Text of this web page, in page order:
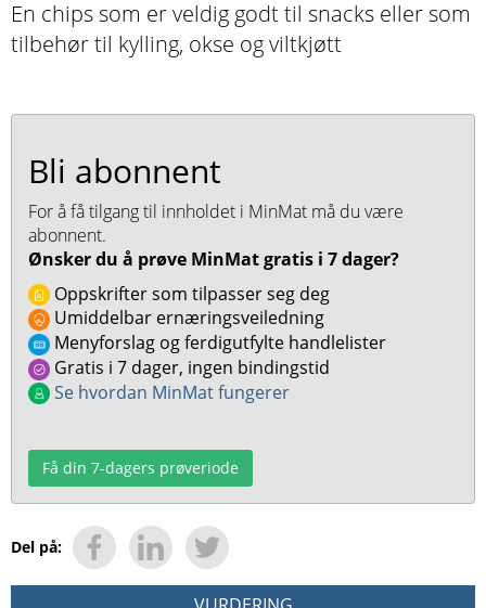
En chips som er veldig godt til snacks eller som
tilbehør til kylling, okse og viltkjøtt
Bli abonnent
For å få tilgang til innholdet i MinMat må du være
abonnent.
Ønsker du å prøve MinMat gratis i 7 dager?
Oppskrifter som tilpasser seg deg
Umiddelbar ernæringsveiledning
Menyforslag og ferdigutfylte handlelister
Gratis i 7 dager, ingen bindingstid
Se hvordan MinMat fungerer
Få din 7-dagers prøveriode
Del på: